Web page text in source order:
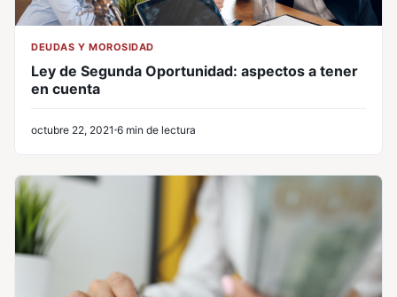
DEUDAS Y MOROSIDAD
Ley de Segunda Oportunidad: aspectos a tener
en cuenta
octubre 22, 2021 6 min de lectura